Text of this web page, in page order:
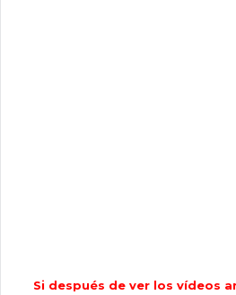
Si después de ver los vídeos